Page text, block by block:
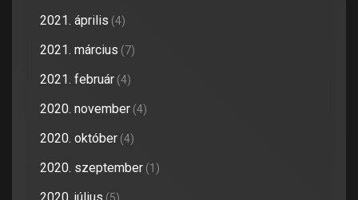
2021. április (4)
2021. március (7)
2021. február (4)
2020. november (4)
2020. október (4)
2020. szeptember (1)